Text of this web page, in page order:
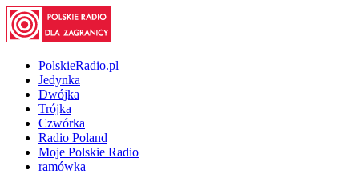
PolskieRadio.pl
Jedynka
Dwójka
Trójka
Czwórka
Radio Poland
Moje Polskie Radio
ramówka